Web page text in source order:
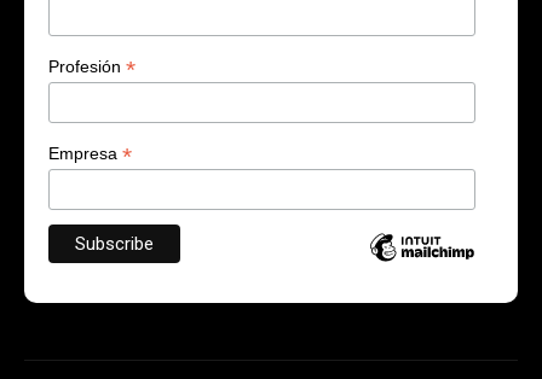
Profesión *
Empresa *